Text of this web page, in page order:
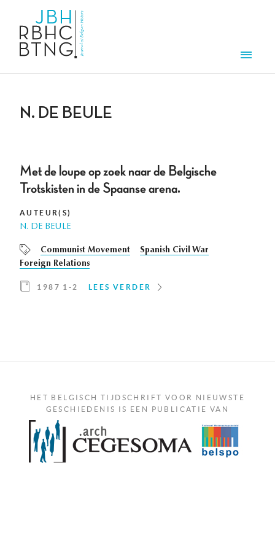
N. DE BEULE
Met de loupe op zoek naar de Belgische
Trotskisten in de Spaanse arena.
AUTEUR(S)
N. DE BEULE
Communist Movement
Spanish Civil War
Foreign Relations
1987 1-2 LEES VERDER
HET BELGISCH TIJDSCHRIFT VOOR NIEUWSTE
GESCHIEDENIS IS EEN PUBLICATIE VAN